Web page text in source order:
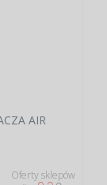
AIR
Oferty sklepów